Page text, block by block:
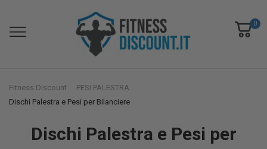
0
Fitness Discount
PESI PALESTRA
Dischi Palestra e Pesi per Bilanciere
Dischi Palestra e Pesi per